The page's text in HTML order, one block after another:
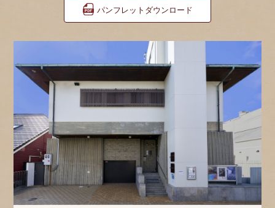
パンフレットダウンロード